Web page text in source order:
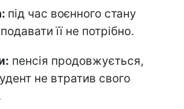
під час воєнного стану
її не потрібно.
пенсія продовжується,
не втратив свого